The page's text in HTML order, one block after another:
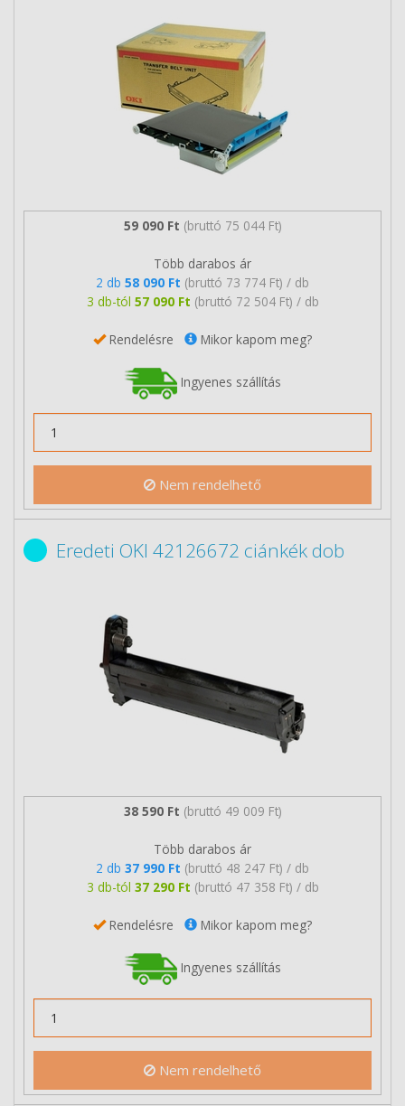
59 090 Ft (bruttó 75 044 Ft)
Több darabos ár
2 db 58 090 Ft (bruttó 73 774 Ft) / db
3 db-tól 57 090 Ft (bruttó 72 504 Ft) / db
Rendelésre Mikor kapom meg?
Ingyenes szállítás
Nem rendelhető
Eredeti OKI 42126672 ciánkék dob
38 590 Ft (bruttó 49 009 Ft)
Több darabos ár
2 db 37 990 Ft (bruttó 48 247 Ft) / db
3 db-tól 37 290 Ft (bruttó 47 358 Ft) / db
Rendelésre Mikor kapom meg?
Ingyenes szállítás
Nem rendelhető